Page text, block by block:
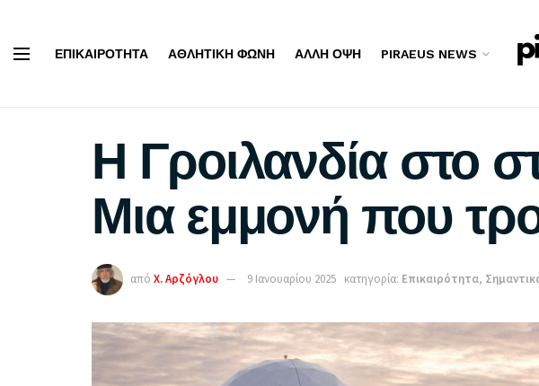
ΕΠΙΚΑΙΡΌΤΗΤΑ ΑΘΛΗΤΙΚΉ ΦΩΝΉ ΆΛΛΗ ΌΨΗ PIRAEUS NEWS
Η Γροιλανδία στο
Μια εμμονή που
από Χ. Αρζόγλου 9 Ιανουαρίου 2025 κατηγορία: Επικαιρότητα,